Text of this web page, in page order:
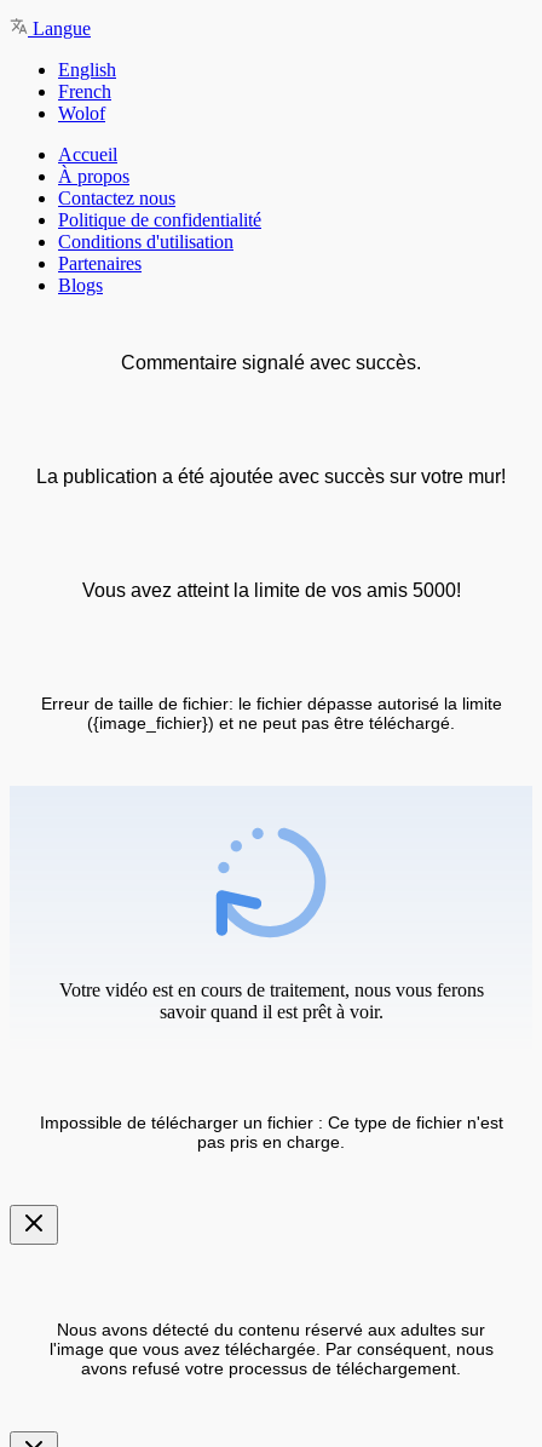
Langue
English
French
Wolof
Accueil
À propos
Contactez nous
Politique de confidentialité
Conditions d'utilisation
Partenaires
Blogs
Commentaire signalé avec succès.
La publication a été ajoutée avec succès sur votre mur!
Vous avez atteint la limite de vos amis 5000!
Erreur de taille de fichier: le fichier dépasse autorisé la limite
({image_fichier}) et ne peut pas être téléchargé.
Votre vidéo est en cours de traitement, nous vous ferons
savoir quand il est prêt à voir.
Impossible de télécharger un fichier : Ce type de fichier n'est
pas pris en charge.
Nous avons détecté du contenu réservé aux adultes sur
l'image que vous avez téléchargée. Par conséquent, nous
avons refusé votre processus de téléchargement.